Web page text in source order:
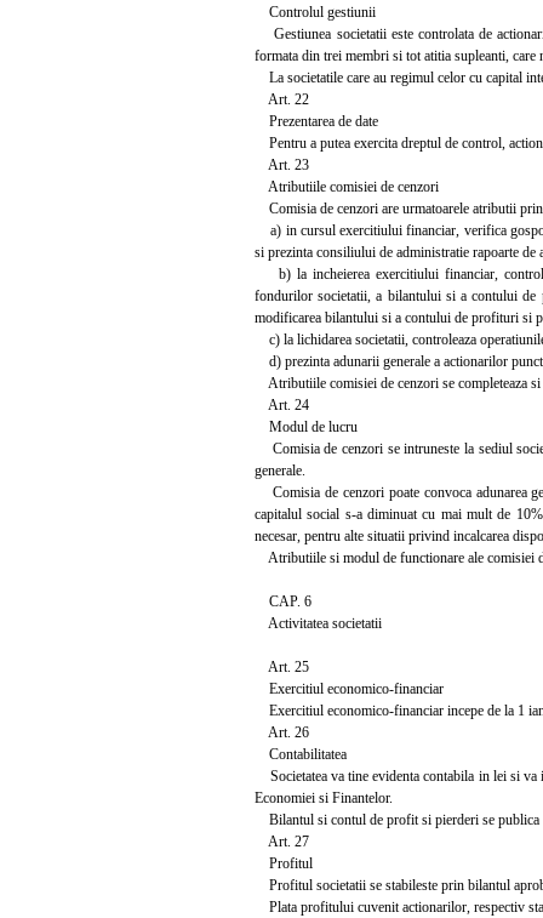
Controlul gestiunii
Gestiunea societatii este controlata de
formata din trei membri si tot atitia supleanti, care
La societatile care au regimul celor cu capital
Art. 22
Prezentarea de date
Pentru a putea exercita dreptul de control,
Art. 23
Atributiile comisiei de cenzori
Comisia de cenzori are urmatoarele atributii
a) in cursul exercitiului financiar, verifica
si prezinta consiliului de administratie rapoarte de
b) la incheierea exercitiului financiar,
fondurilor societatii, a bilantului si a contului de
modificarea bilantului si a contului de profituri si
c) la lichidarea societatii, controleaza
d) prezinta adunarii generale a actionarilor
Atributiile comisiei de cenzori se completeaza
Art. 24
Modul de lucru
Comisia de cenzori se intruneste la sediul
generale.
Comisia de cenzori poate convoca adunarea
capitalul social s-a diminuat cu mai mult de
necesar, pentru alte situatii privind incalcarea
Atributiile si modul de functionare ale comisiei
CAP. 6
Activitatea societatii
Art. 25
Exercitiul economico-financiar
Exercitiul economico-financiar incepe de la 1
Art. 26
Contabilitatea
Societatea va tine evidenta contabila in lei si
Economiei si Finantelor.
Bilantul si contul de profit si pierderi se
Art. 27
Profitul
Profitul societatii se stabileste prin bilantul
Plata profitului cuvenit actionarilor, respectiv